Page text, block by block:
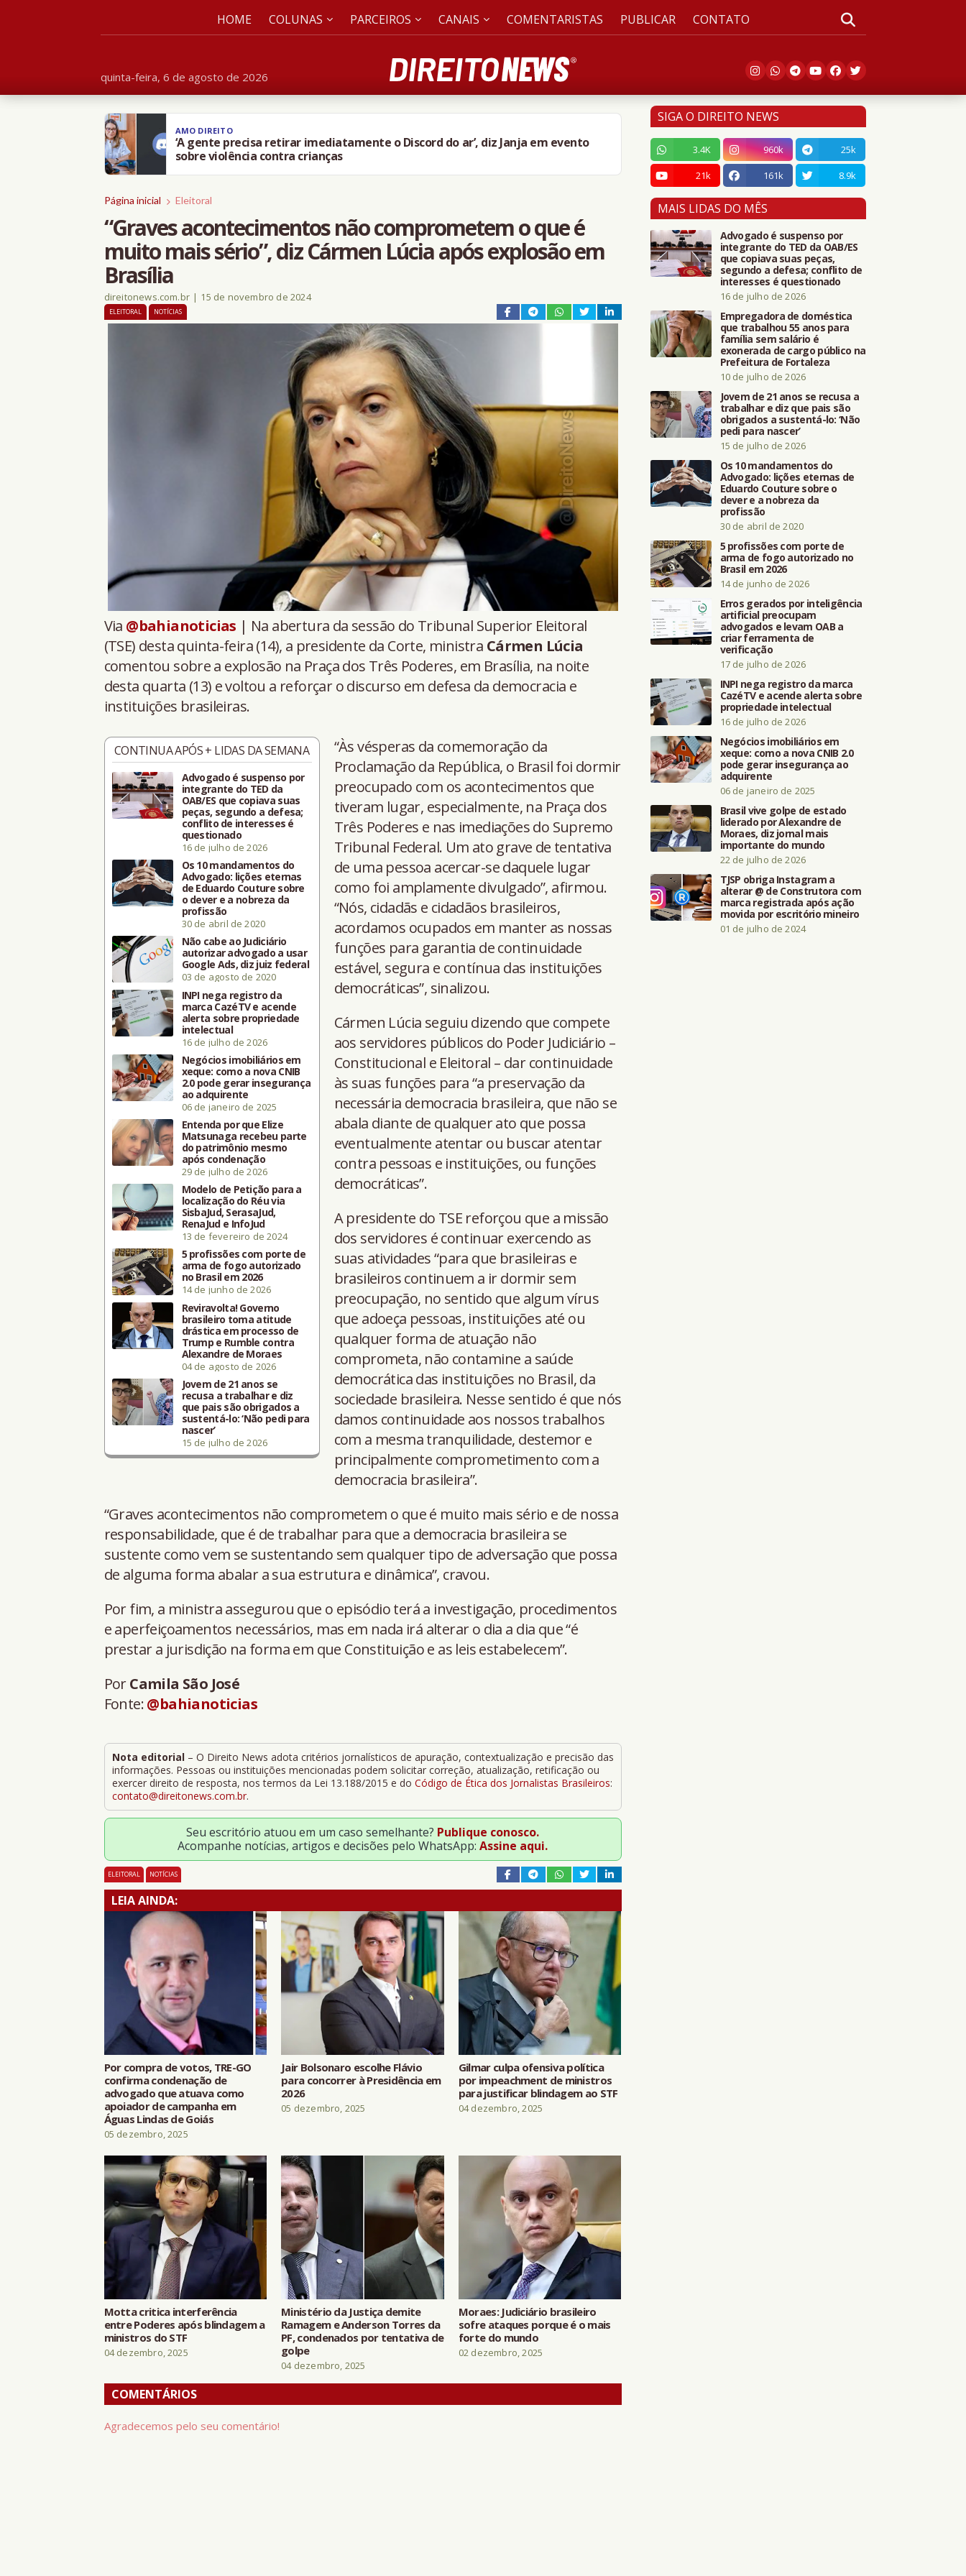
quinta-feira, 6 de agosto de 2026
HOME COLUNAS PARCEIROS CANAIS COMENTARISTAS PUBLICAR CONTATO
AMO DIREITO
‘A gente precisa retirar imediatamente o Discord do ar’, diz Janja em evento
sobre violência contra crianças
Página inicial Eleitoral
“Graves acontecimentos não comprometem o que é
muito mais sério”, diz Cármen Lúcia após explosão em
Brasília
direitonews.com.br | 15 de novembro de 2024
ELEITORAL NOTÍCIAS
Via @bahianoticias | Na abertura da sessão do Tribunal Superior Eleitoral
(TSE) desta quinta-feira (14), a presidente da Corte, ministra Cármen Lúcia
comentou sobre a explosão na Praça dos Três Poderes, em Brasília, na noite
desta quarta (13) e voltou a reforçar o discurso em defesa da democracia e
instituições brasileiras.
CONTINUA APÓS + LIDAS DA SEMANA
Advogado é suspenso por
integrante do TED da
OAB/ES que copiava suas
peças, segundo a defesa;
conflito de interesses é
questionado
16 de julho de 2026
Os 10 mandamentos do
Advogado: lições eternas
de Eduardo Couture sobre
o dever e a nobreza da
profissão
30 de abril de 2020
Não cabe ao Judiciário
autorizar advogado a usar
Google Ads, diz juiz federal
03 de agosto de 2020
INPI nega registro da
marca CazéTV e acende
alerta sobre propriedade
intelectual
16 de julho de 2026
Negócios imobiliários em
xeque: como a nova CNIB
2.0 pode gerar insegurança
ao adquirente
06 de janeiro de 2025
Entenda por que Elize
Matsunaga recebeu parte
do patrimônio mesmo
após condenação
29 de julho de 2026
Modelo de Petição para a
localização do Réu via
SisbaJud, SerasaJud,
RenaJud e InfoJud
13 de fevereiro de 2024
5 profissões com porte de
arma de fogo autorizado
no Brasil em 2026
14 de junho de 2026
Reviravolta! Governo
brasileiro toma atitude
drástica em processo de
Trump e Rumble contra
Alexandre de Moraes
04 de agosto de 2026
Jovem de 21 anos se
recusa a trabalhar e diz
que pais são obrigados a
sustentá-lo: ‘Não pedi para
nascer’
15 de julho de 2026
“Às vésperas da comemoração da
Proclamação da República, o Brasil foi dormir
preocupado com os acontecimentos que
tiveram lugar, especialmente, na Praça dos
Três Poderes e nas imediações do Supremo
Tribunal Federal. Um ato grave de tentativa
de uma pessoa acercar-se daquele lugar
como foi amplamente divulgado”, afirmou.
“Nós, cidadãs e cidadãos brasileiros,
acordamos ocupados em manter as nossas
funções para garantia de continuidade
estável, segura e contínua das instituições
democráticas”, sinalizou.
Cármen Lúcia seguiu dizendo que compete
aos servidores públicos do Poder Judiciário –
Constitucional e Eleitoral – dar continuidade
às suas funções para “a preservação da
necessária democracia brasileira, que não se
abala diante de qualquer ato que possa
eventualmente atentar ou buscar atentar
contra pessoas e instituições, ou funções
democráticas”.
A presidente do TSE reforçou que a missão
dos servidores é continuar exercendo as
suas atividades “para que brasileiras e
brasileiros continuem a ir dormir sem
preocupação, no sentido que algum vírus
que adoeça pessoas, instituições até ou
qualquer forma de atuação não
comprometa, não contamine a saúde
democrática das instituições no Brasil, da
sociedade brasileira. Nesse sentido é que nós
damos continuidade aos nossos trabalhos
com a mesma tranquilidade, destemor e
principalmente comprometimento com a
democracia brasileira”.
“Graves acontecimentos não comprometem o que é muito mais sério e de nossa
responsabilidade, que é de trabalhar para que a democracia brasileira se
sustente como vem se sustentando sem qualquer tipo de adversação que possa
de alguma forma abalar a sua estrutura e dinâmica”, cravou.
Por fim, a ministra assegurou que o episódio terá a investigação, procedimentos
e aperfeiçoamentos necessários, mas em nada irá alterar o dia a dia que “é
prestar a jurisdição na forma em que Constituição e as leis estabelecem”.
PorCamila São José
Fonte:@bahianoticias
Nota editorial– O Direito News adota critérios jornalísticos de apuração, contextualização e precisão das
informações. Pessoas ou instituições mencionadas podem solicitar correção, atualização, retificação ou
exercer direito de resposta, nos termos da Lei 13.188/2015 e do Código de Ética dos Jornalistas Brasileiros:
contato@direitonews.com.br.
Seu escritório atuou em um caso semelhante? Publique conosco.
Acompanhe notícias, artigos e decisões pelo WhatsApp: Assine aqui.
ELEITORAL NOTÍCIAS
LEIA AINDA:
Por compra de votos, TRE-GO
confirma condenação de
advogado que atuava como
apoiador de campanha em
Águas Lindas de Goiás
05 dezembro, 2025
Jair Bolsonaro escolhe Flávio
para concorrer à Presidência em
2026
05 dezembro, 2025
Gilmar culpa ofensiva política
por impeachment de ministros
para justificar blindagem ao STF
04 dezembro, 2025
Motta critica interferência
entre Poderes após blindagem a
ministros do STF
04 dezembro, 2025
Ministério da Justiça demite
Ramagem e Anderson Torres da
PF, condenados por tentativa de
golpe
04 dezembro, 2025
Moraes: Judiciário brasileiro
sofre ataques porque é o mais
forte do mundo
02 dezembro, 2025
COMENTÁRIOS
Agradecemos pelo seu comentário!
SIGA O DIREITO NEWS
3.4K 960k
25k
21k
161k 8.9k
MAIS LIDAS DO MÊS
Advogado é suspenso por
integrante do TED da OAB/ES
que copiava suas peças,
segundo a defesa; conflito de
interesses é questionado
16 de julho de 2026
Empregadora de doméstica
que trabalhou 55 anos para
família sem salário é
exonerada de cargo público na
Prefeitura de Fortaleza
10 de julho de 2026
Jovem de 21 anos se recusa a
trabalhar e diz que pais são
obrigados a sustentá-lo: ‘Não
pedi para nascer’
15 de julho de 2026
Os 10 mandamentos do
Advogado: lições eternas de
Eduardo Couture sobre o
dever e a nobreza da
profissão
30 de abril de 2020
5 profissões com porte de
arma de fogo autorizado no
Brasil em 2026
14 de junho de 2026
Erros gerados por inteligência
artificial preocupam
advogados e levam OAB a
criar ferramenta de
verificação
17 de julho de 2026
INPI nega registro da marca
CazéTV e acende alerta sobre
propriedade intelectual
16 de julho de 2026
Negócios imobiliários em
xeque: como a nova CNIB 2.0
pode gerar insegurança ao
adquirente
06 de janeiro de 2025
Brasil vive golpe de estado
liderado por Alexandre de
Moraes, diz jornal mais
importante do mundo
22 de julho de 2026
TJSP obriga Instagram a
alterar @ de Construtora com
marca registrada após ação
movida por escritório mineiro
01 de julho de 2024